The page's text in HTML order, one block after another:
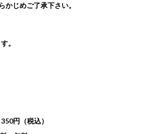
じめご了承下さい。
。
円（税込）